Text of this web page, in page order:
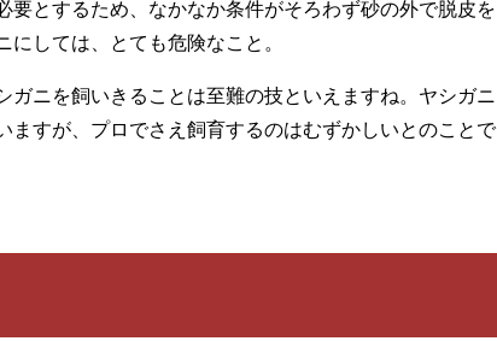
要とするため、なかなか条件がそろわず砂の外で脱皮を
しては、とても危険なこと。
ガニを飼いきることは至難の技といえますね。ヤシガニ
ますが、プロでさえ飼育するのはむずかしいとのことで